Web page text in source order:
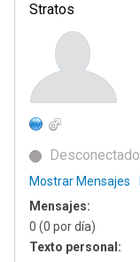
Stratos
Desconectado
Mostrar Mensajes
Mensajes:
0 (0 por día)
Texto personal: